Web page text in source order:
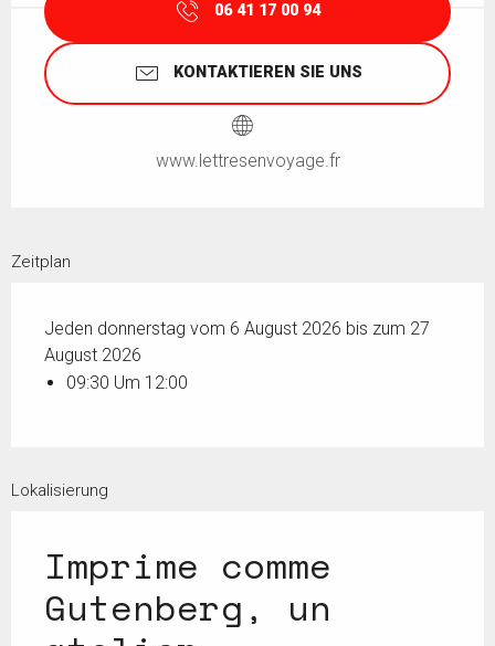
06 41 17 00 94
KONTAKTIEREN SIE UNS
www.lettresenvoyage.fr
Zeitplan
Jeden donnerstag vom 6 August 2026 bis zum 27
August 2026
09:30 Um 12:00
Lokalisierung
Imprime comme
Gutenberg, un